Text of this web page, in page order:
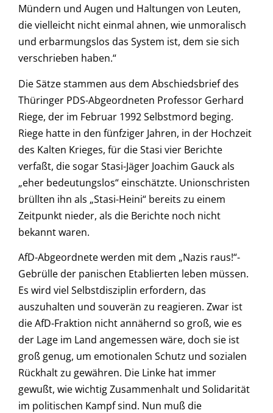
Mündern und Augen und Haltungen von Leuten,
die vielleicht nicht einmal ahnen, wie unmoralisch
und erbarmungslos das System ist, dem sie sich
verschrieben haben.“
Die Sätze stammen aus dem Abschiedsbrief des
Thüringer PDS-Abgeordneten Professor Gerhard
Riege, der im Februar 1992 Selbstmord beging.
Riege hatte in den fünfziger Jahren, in der Hochzeit
des Kalten Krieges, für die Stasi vier Berichte
verfaßt, die sogar Stasi-Jäger Joachim Gauck als
„eher bedeutungslos“ einschätzte. Unionschristen
brüllten ihn als „Stasi-Heini“ bereits zu einem
Zeitpunkt nieder, als die Berichte noch nicht
bekannt waren.
AfD-Abgeordnete werden mit dem „Nazis raus!“-
Gebrülle der panischen Etablierten leben müssen.
Es wird viel Selbstdisziplin erfordern, das
auszuhalten und souverän zu reagieren. Zwar ist
die AfD-Fraktion nicht annähernd so groß, wie es
der Lage im Land angemessen wäre, doch sie ist
groß genug, um emotionalen Schutz und sozialen
Rückhalt zu gewähren. Die Linke hat immer
gewußt, wie wichtig Zusammenhalt und Solidarität
im politischen Kampf sind. Nun muß die